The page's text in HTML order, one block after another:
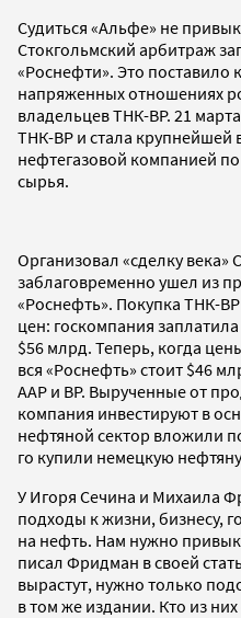
Судиться «Альфе» не
Стокгольмский арбитраж
«Роснефти». Это поставило
напряженных отношениях
владельцев ТНК-ВР. 21
ТНК-ВР и стала крупнейшей
нефтегазовой компанией
сырья.
Организовал «сделку века»
заблаговременно ушел из
«Роснефть». Покупка ТНК-
цен: госкомпания
$56 млрд. Теперь, когда
вся «Роснефть» стоит $46
ААР и ВР. Вырученные от
компания инвестируют в
нефтяной сектор вложили
го купили немецкую
У Игоря Сечина и Михаила
подходы к жизни, бизнесу,
на нефть. Нам нужно
писал Фридман в своей
вырастут, нужно только
в том же издании. Кто из